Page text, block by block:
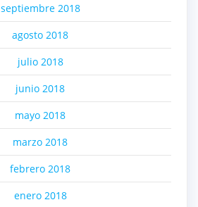
septiembre 2018
agosto 2018
julio 2018
junio 2018
mayo 2018
marzo 2018
febrero 2018
enero 2018